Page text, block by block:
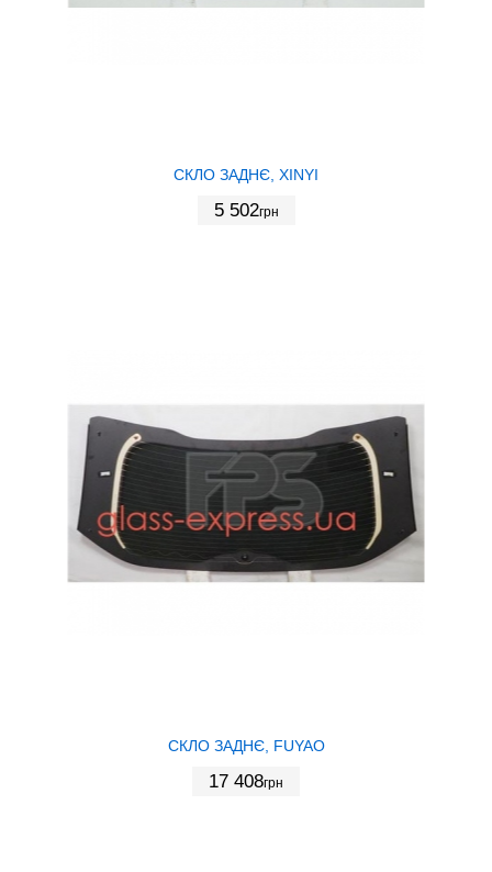
СКЛО ЗАДНЄ, XINYI
5 502грн
СКЛО ЗАДНЄ, FUYAO
17 408грн